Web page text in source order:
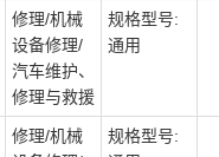
修理/机械
设备修理/
汽车维护、
修理与救援
规格型号:
通用
修理/机械
规格型号: